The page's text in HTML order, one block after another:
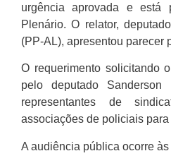
urgência aprovada e está
Plenário. O relator,
(PP-AL), apresentou parecer
O requerimento solicitando
pelo deputado Sanderson
representantes de
associações de policiais para
A audiência pública ocorre